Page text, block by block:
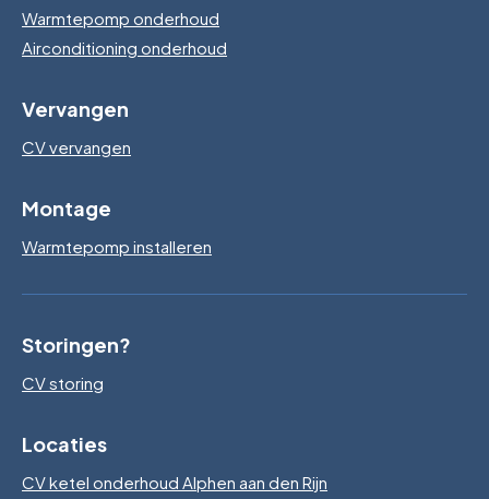
Warmtepomp onderhoud
Airconditioning onderhoud
Vervangen
CV vervangen
Montage
Warmtepomp installeren
Storingen?
CV storing
Locaties
CV ketel onderhoud Alphen aan den Rijn